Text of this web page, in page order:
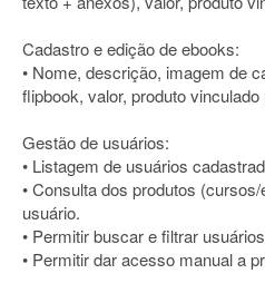
Cadastro e edição de ebooks:
• Nome, descrição, imagem de
flipbook, valor, produto
Gestão de usuários:
• Listagem de usuários
• Consulta dos produtos
usuário.
• Permitir buscar e filtrar
• Permitir dar acesso manual a